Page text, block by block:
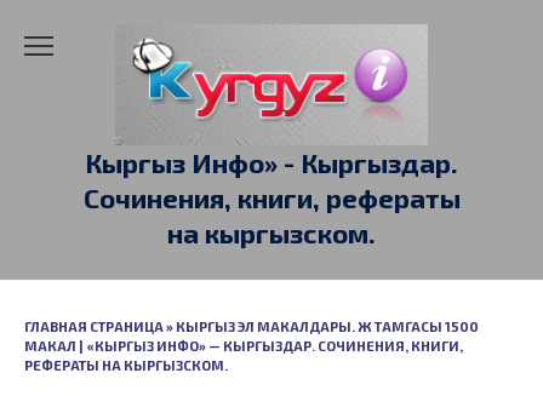
Кыргыз Инфо» - Кыргыздар.
Сочинения, книги, рефераты
на кыргызском.
ГЛАВНАЯ СТРАНИЦА» КЫРГЫЗ ЭЛ МАКАЛДАРЫ. Ж ТАМГАСЫ 1500
МАКАЛ | «КЫРГЫЗ ИНФО» — КЫРГЫЗДАР. СОЧИНЕНИЯ, КНИГИ,
РЕФЕРАТЫ НА КЫРГЫЗСКОМ.